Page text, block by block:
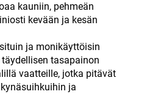
kauniin, pehmeän
kevään ja kesän
ja monikäyttöisin
tasapainon
vaatteille, jotka pitävät
ja